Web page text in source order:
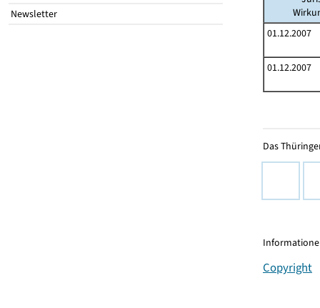
Newsletter
01.12.2007
01.12.2007
Das
Copyright